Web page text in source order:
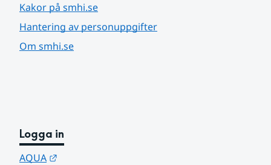
Kakor på smhi.se
Hantering av personuppgifter
Om smhi.se
Logga in
AQUA